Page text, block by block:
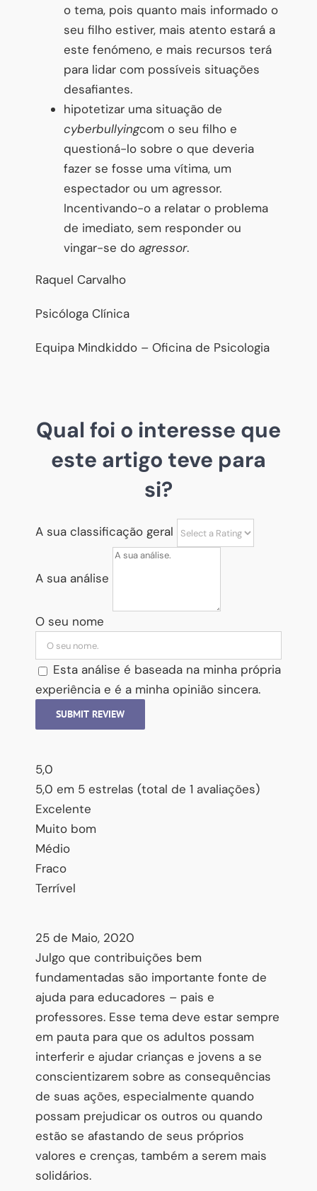
o tema, pois quanto mais informado o
seu filho estiver, mais atento estará a
este fenómeno, e mais recursos terá
para lidar com possíveis situações
desafiantes.
hipotetizar uma situação de
cyberbullyingcom o seu filho e
questioná-lo sobre o que deveria
fazer se fosse uma vítima, um
espectador ou um agressor.
Incentivando-o a relatar o problema
de imediato, sem responder ou
vingar-se do agressor.
Raquel Carvalho
Psicóloga Clínica
Equipa Mindkiddo – Oficina de Psicologia
Qual foi o interesse que
este artigo teve para
si?
A sua classificação geral
A sua análise
O seu nome
Esta análise é baseada na minha própria
experiência e é a minha opinião sincera.
SUBMIT REVIEW
5,0
5,0 em 5 estrelas (total de 1 avaliações)
Excelente
Muito bom
Médio
Fraco
Terrível
25 de Maio, 2020
Julgo que contribuições bem
fundamentadas são importante fonte de
ajuda para educadores – pais e
professores. Esse tema deve estar sempre
em pauta para que os adultos possam
interferir e ajudar crianças e jovens a se
conscientizarem sobre as consequências
de suas ações, especialmente quando
possam prejudicar os outros ou quando
estão se afastando de seus próprios
valores e crenças, também a serem mais
solidários.